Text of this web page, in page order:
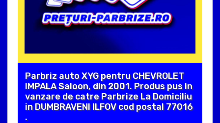
Parbriz auto XYG pentru CHEVROLET
IMPALA Saloon, din 2001. Produs pus in
vanzare de catre Parbrize La Domiciliu
in DUMBRAVENI ILFOV cod postal 77016
.